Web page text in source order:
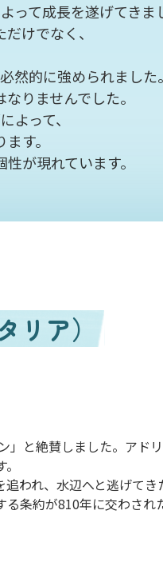
って成長を遂げてきま
けでなく、
必然的に強められました。
りませんでした。
よって、
す。
が現れています。
リア）
」と絶賛しました。アド
われ、水辺へと逃げてき
条約が810年に交わされ